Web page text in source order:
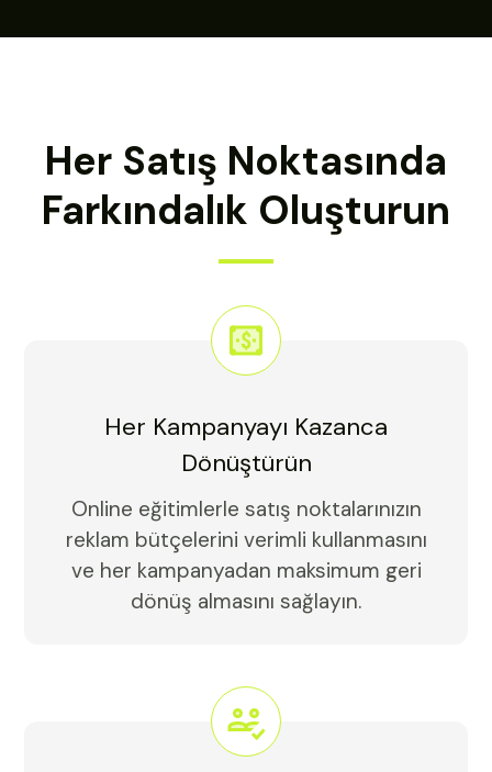
Her Satış Noktasında
Farkındalık Oluşturun
Her Kampanyayı Kazanca
Dönüştürün
Online eğitimlerle satış noktalarınızın
reklam bütçelerini verimli kullanmasını
ve her kampanyadan maksimum geri
dönüş almasını sağlayın.